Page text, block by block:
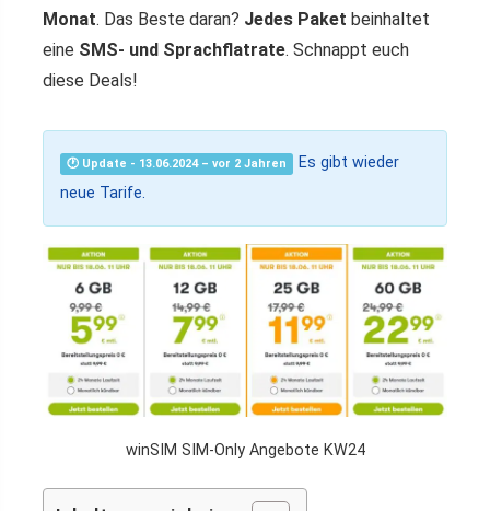
Monat. Das Beste daran? Jedes Paket beinhaltet
eine SMS- und Sprachflatrate. Schnappt euch
diese Deals!
🕐 Update - 13.06.2024 – vor 2 Jahren
Es gibt wieder
neue Tarife.
winSIM SIM-Only Angebote KW24